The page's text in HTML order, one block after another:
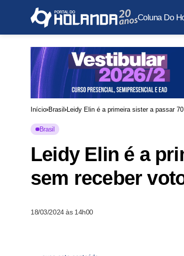
Coluna Do
Início Brasil Leidy Elin é a primeira sister a passar
Brasil
Leidy Elin é a
sem receber
18/03/2024 às 14h00